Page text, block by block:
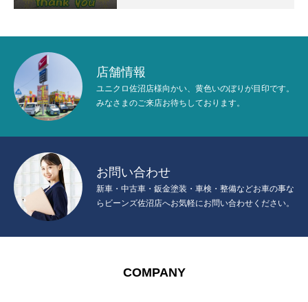
お問い合わせ
新着情報 プライバシーポリシー サイトマップ
店舗情報
ユニクロ佐沼店様向かい、黄色いのぼりが目印です。
みなさまのご来店お待ちしております。
お問い合わせ
新車・中古車・鈑金塗装・車検・整備などお車の事な
らビーンズ佐沼店へお気軽にお問い合わせください。
COMPANY